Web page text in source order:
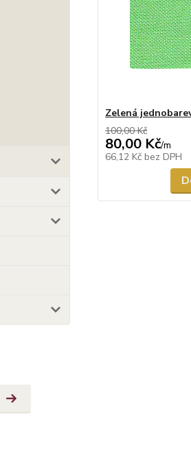
Zelená
100,00 Kč
80,00 Kč/m
66,12 Kč bez DPH